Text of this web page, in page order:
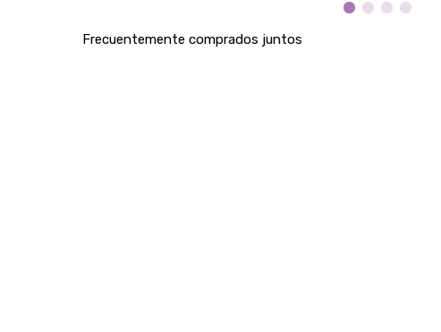
Frecuentemente comprados juntos